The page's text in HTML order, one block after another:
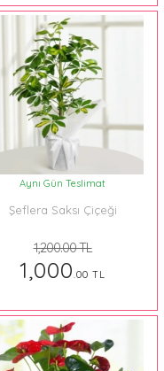
Aynı Gün Teslimat
Şeflera Saksı Çiçeği
1,200.00 TL
1,000.00 TL